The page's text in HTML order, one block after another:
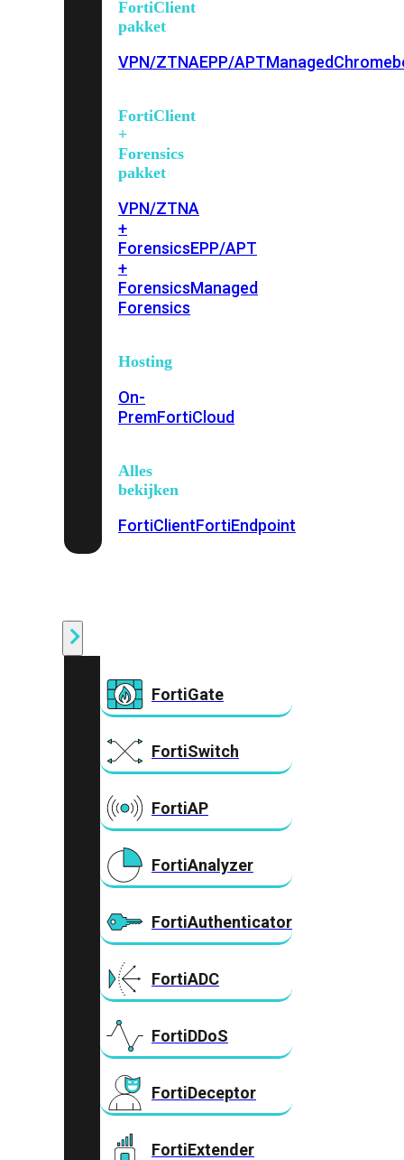
FortiClient
pakket
VPN/ZTNAEPP/APTManaged
FortiClient
+
Forensics
pakket
VPN/ZTNA
+
ForensicsEPP/APT
+
ForensicsManaged
Forensics
Hosting
On-
PremFortiCloud
Alles
bekijken
FortiClientFortiEndpoint
FortiGate
FortiSwitch
FortiAP
FortiAnalyzer
FortiAuthenticator
FortiADC
FortiDDoS
FortiDeceptor
FortiExtender